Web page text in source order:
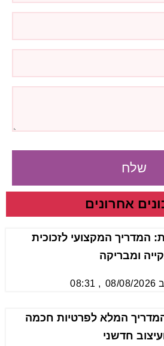
שלח
אחרונים
המדריך המקצועי לזכוכית
ומבריקה
08/08/2026
,
08:31
המלא לפרטיות חכמה
חדשני